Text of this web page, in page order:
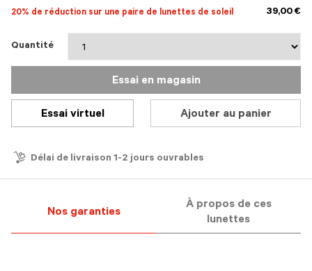
20% de réduction sur une paire de lunettes de soleil 39,00 €
Quantité
Essai en magasin
Essai virtuel Ajouter au panier
Délai de livraison 1-2 jours ouvrables
Nos garanties
À propos de ces
lunettes